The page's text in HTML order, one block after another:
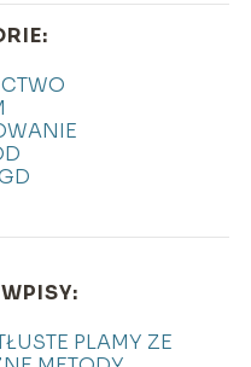
PLAMY ZE